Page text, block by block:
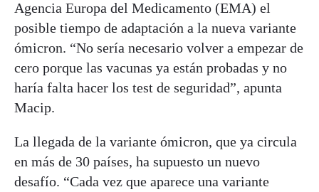
Agencia Europa del Medicamento (EMA) el
posible tiempo de adaptación a la nueva variante
ómicron. “No sería necesario volver a empezar de
cero porque las vacunas ya están probadas y no
haría falta hacer los test de seguridad”, apunta
Macip.
La llegada de la variante ómicron, que ya circula
en más de 30 países, ha supuesto un nuevo
desafío. “Cada vez que aparece una variante